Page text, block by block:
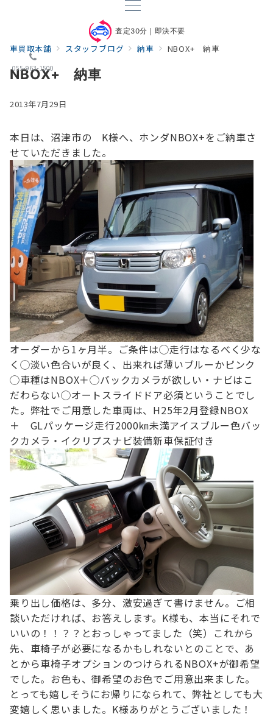
査定30分｜即決不要
055-963-1500
車買取本舗 スタッフブログ 納車 NBOX+ 納車
NBOX+ 納車
2013年7月29日
本日は、沼津市の K様へ、ホンダNBOX+をご納車さ
せていただきました。
オーダーから1ヶ月半。 ご条件は◯走行はなるべく少な
く ◯淡い色合いが良く、出来れば薄いブルーかピンク
◯車種はNBOX＋◯バックカメラが欲しい・ナビはこ
だわらない◯オートスライドドア必須 ということでし
た。 弊社でご用意した車両は、 H25年2月登録NBOX
＋ GLパッケージ走行2000㎞未満アイスブルー色バッ
クカメラ・イクリプスナビ装備新車保証付き
乗り出し価格は、多分、激安過ぎて書けません。 ご相
談いただければ、お答えします。 K様も、本当にそれで
いいの！！？？とおっしゃってました（笑）
これから
先、車椅子が必要になるかもしれないとのことで、あ
とから車椅子オプションのつけられるNBOX+が御希望
でした。お色も、御希望のお色でご用意出来ました。
とっても嬉しそうにお帰りになられて、弊社としても大
変嬉しく思いました。 K様ありがとうございました！